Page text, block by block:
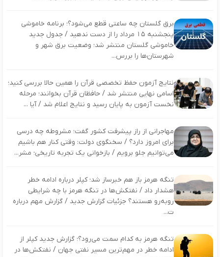
برق گلستان چه ساعتی قطع می‌شود؟؛ برنامه خاموشی
پنجشنبه ۱۵ مرداد را از دست ندهید / جدول جدید
خاموشی گلستان منتشر شد؛ وضعیت برق شهر و
شهرستان‌ها را بررس...
نتایج آزمون حفظ تخصصی قرآن را همین حالا بررسی کنید؛
اسامی نهایی منتشر شد / حافظان قرآن بخوانند؛ مرحله
نخست آزمون به پایان رسید و نتایج اعلام شد / آیا ...
مهاجرانی از راز پیشرفت کشور گفت؛ مشروطه چه درسی
برای امروز دارد؟ / سخنگوی دولت: وقتی کنار هم باشیم
می‌توانیم جلو برویم / بازخوانی یک تجربه تاریخی؛ مشر...
تنگه هرمز باز هم خبرساز شد؛ کپلر درباره ادامه خطر
هشدار داد / نفتکش‌ها در تنگه هرمز با چه شرایطی
روبه‌رو هستند؟ جزئیات گزارش جدید / گزارش مهم درباره
ت...
تنگه هرمز به کدام سمت می‌رود؟؛ گزارش جدید کپلر از
ادامه خطر در مهم‌ترین مسیر نفتی جهان / نفتکش‌ها در